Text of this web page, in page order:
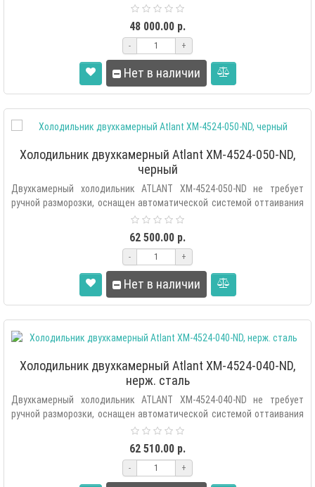
48 000.00 р.
- +
Нет в наличии
Холодильник двухкамерный Atlant XM-4524-050-ND,
черный
Двухкамерный холодильник ATLANT XM-4524-050-ND не требует
ручной разморозки, оснащен автоматической системой оттаивания
62 500.00 р.
- +
Нет в наличии
Холодильник двухкамерный Atlant XM-4524-040-ND,
нерж. сталь
Двухкамерный холодильник ATLANT XM-4524-040-ND не требует
ручной разморозки, оснащен автоматической системой оттаивания
62 510.00 р.
- +